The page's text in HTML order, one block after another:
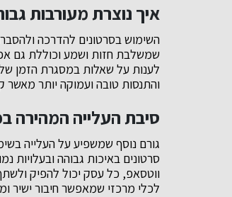
איך נוצרת מעורבות
השימוש בסרטונים להדרכה
שמשלבת חזות ושמע וכוללת גם
לענות על שאלות במסגרת הזמן של
והתנסות טובה ועמוקה יותר
סיבת העלייה המהירה
גורם נוסף שמשפיע על העלייה
סרטונים באיכות גבוהה ובעלויות
ווטסאפ, כל עסק יכול להפיק
לכלי מרכזי שמאפשר חיבור ישיר